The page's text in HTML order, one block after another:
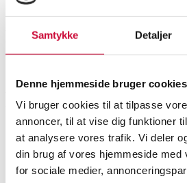
Samtykke Detaljer
Denne hjemmeside bruger cookies
Vi bruger cookies til at tilpasse
annoncer, til at vise dig funktioner
at analysere vores trafik. Vi deler
din brug af vores hjemmeside med
for sociale medier,
Gulvlamper
Dante Donegani
Lauda for
Standerlampe,
F1'
SHOWROOMVURDERING